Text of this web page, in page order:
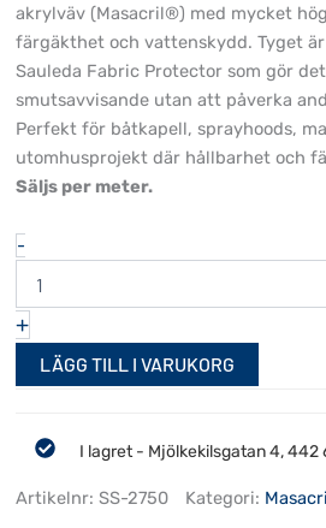
akrylväv (Masacril®) med mycket
färgäkthet och vattenskydd. Tyget
Sauleda Fabric Protector som gör
smutsavvisande utan att påverka
Perfekt för båtkapell, sprayhoods,
utomhusprojekt där hållbarhet och
Säljs per meter.
-Sauleda
Sea
Star
Mineral
153
cm
mängd
+
LÄGG TILL I VARUKORG
I lagret - Mjölkekilsgatan 4, 442
Artikelnr: SS-2750 Kategori: